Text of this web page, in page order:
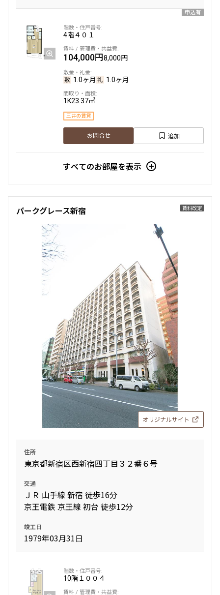
申込有
4階４０１
104,000円8,000円
1.0ヶ月 1.0ヶ月
1K23.37㎡
三井の賃貸
お問合せ 追加
すべてのお部屋を表示
賃料改定
パークグレース新宿
オリジナルサイト
住所
東京都新宿区西新宿四丁目３２番６号
交通
ＪＲ 山手線 新宿 徒歩16分
京王電鉄 京王線 初台 徒歩12分
竣工日
1979年03月31日
10階１００４